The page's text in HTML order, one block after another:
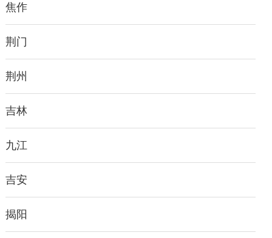
焦作
荆门
荆州
吉林
九江
吉安
揭阳